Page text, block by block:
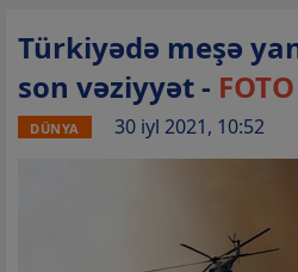
Türkiyədə meşə
son vəziyyət -
DÜNYA 30 iyl 2021, 10:52